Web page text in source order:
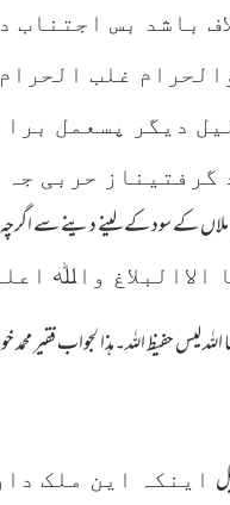
باشد بس
غلب
دیگر پسعمل
حربی
کے سود کے لینے دینے سے
الاالبلاغ واﷲ
لیس حفیظ اللہ۔ہذا لجواب فقیر محمد
اینکہ این ملک